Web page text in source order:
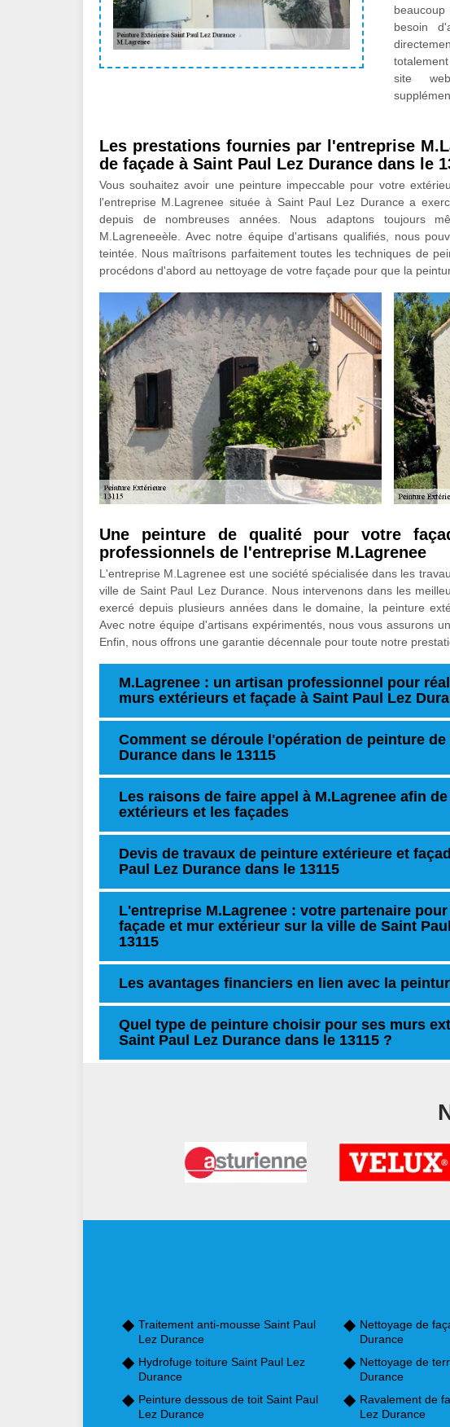
besoin
site
Les prestations fournies par l'entreprise
de façade à Saint Paul Lez Durance dans le
Vous souhaitez avoir une peinture impeccable pour votre
l'entreprise M.Lagrenee située à Saint Paul Lez Durance a
depuis de nombreuses années. Nous adaptons toujours
M.Lagreneeèle. Avec notre équipe d'artisans qualifiés, nous
teintée. Nous maîtrisons parfaitement toutes les techniques de
procédons d'abord au nettoyage de votre façade pour que la
Une peinture de qualité pour votre
professionnels de l'entreprise M.Lagrenee
L'entreprise M.Lagrenee est une société spécialisée dans les
ville de Saint Paul Lez Durance. Nous intervenons dans les
exercé depuis plusieurs années dans le domaine, la peinture
Avec notre équipe d'artisans expérimentés, nous vous assurons
Enfin, nous offrons une garantie décennale pour toute notre
M.Lagrenee : un artisan professionnel pour
murs extérieurs et façade à Saint Paul Lez
Comment se déroule l'opération de peinture de
Durance dans le 13115
Les raisons de faire appel à M.Lagrenee afin
extérieurs et les façades
Devis de travaux de peinture extérieure et
Paul Lez Durance dans le 13115
L'entreprise M.Lagrenee : votre partenaire
façade et mur extérieur sur la ville de Saint
13115
Les avantages financiers en lien avec la
Quel type de peinture choisir pour ses murs
Saint Paul Lez Durance dans le 13115 ?
Traitement anti-mousse Saint Paul
Lez Durance
Hydrofuge toiture Saint Paul Lez
Durance
Peinture dessous de toit Saint Paul
Lez Durance
Nettoyage de
Durance
Nettoyage de
Durance
Ravalement de
Lez Durance